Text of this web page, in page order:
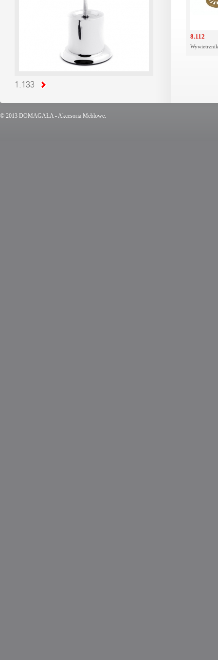
1.133
8.112
© 2013 DOMAGAŁA - Akcesoria Meblowe.